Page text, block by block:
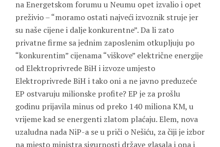
na Energetskom forumu u Neumu opet izvalio i opet
preživio – “moramo ostati najveći izvoznik struje jer
su naše cijene i dalje konkurentne”. Da li zato
privatne firme sa jednim zaposlenim otkupljuju po
“konkurentim” cijenama “viškove” električne energije
od Elektroprivrede BiH i izvoze umjesto
Elektroprivrede BiH i tako oni a ne javno preduzeće
EP ostvaruju milionske profite? EP je za prošlu
godinu prijavila minus od preko 140 miliona KM, u
vrijeme kad se energenti zlatom plaćaju. Elem, nova
uzaludna nada NiP-a se u priči o Nešiću, za čiji je izbor
na mjesto ministra sigurnosti države glasala i ona i